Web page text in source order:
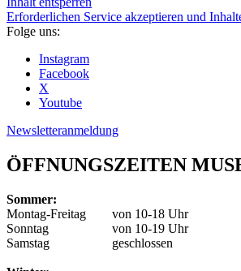
Erforderlichen Service akzeptieren und
Folge uns:
Instagram
Facebook
X
Youtube
Newsletteranmeldung
ÖFFNUNGSZEITEN
Sommer:
Montag-Freitag
von 10-18 Uhr
Sonntag
von 10-19 Uhr
Samstag
geschlossen